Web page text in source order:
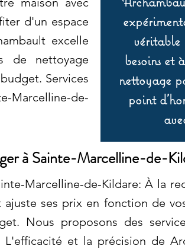
d'un espace
excelle
de nettoyage
Services
de-
véritable
besoins et
nettoyage
point
à Sainte-Marcelline-de-
Marcelline-de-Kildare: À la
ses prix en fonction de
Nous proposons des
L'efficacité et la précision de